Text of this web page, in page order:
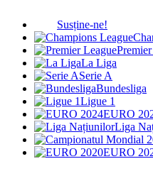
Susține-ne!
La Liga
Serie A
Bundesliga
Ligue 1
EURO
Liga
EURO